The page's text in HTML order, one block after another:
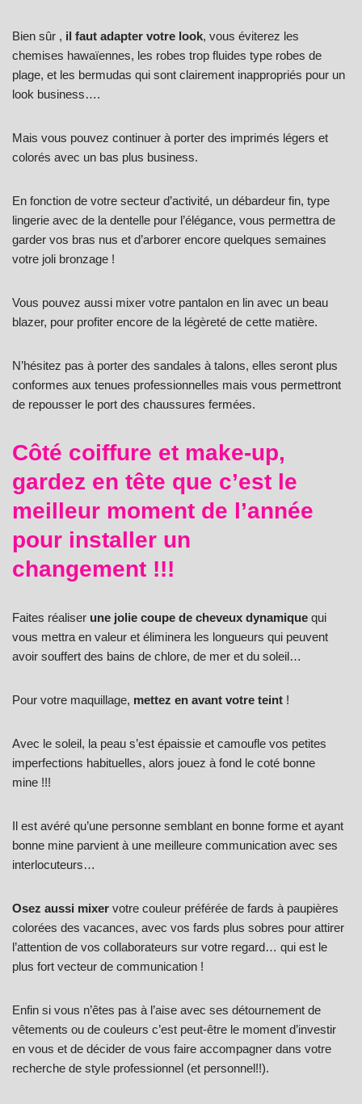
Bien sûr , il faut adapter votre look, vous éviterez les
chemises hawaïennes, les robes trop fluides type robes de
plage, et les bermudas qui sont clairement inappropriés pour un
look business….
Mais vous pouvez continuer à porter des imprimés légers et
colorés avec un bas plus business.
En fonction de votre secteur d’activité, un débardeur fin, type
lingerie avec de la dentelle pour l’élégance, vous permettra de
garder vos bras nus et d’arborer encore quelques semaines
votre joli bronzage !
Vous pouvez aussi mixer votre pantalon en lin avec un beau
blazer, pour profiter encore de la légèreté de cette matière.
N’hésitez pas à porter des sandales à talons, elles seront plus
conformes aux tenues professionnelles mais vous permettront
de repousser le port des chaussures fermées.
Côté coiffure et make-up,
gardez en tête que c’est le
meilleur moment de l’année
pour installer un
changement !!!
Faites réaliser une jolie coupe de cheveux dynamique qui
vous mettra en valeur et éliminera les longueurs qui peuvent
avoir souffert des bains de chlore, de mer et du soleil…
Pour votre maquillage, mettez en avant votre teint !
Avec le soleil, la peau s’est épaissie et camoufle vos petites
imperfections habituelles, alors jouez à fond le coté bonne
mine !!!
Il est avéré qu’une personne semblant en bonne forme et ayant
bonne mine parvient à une meilleure communication avec ses
interlocuteurs…
Osez aussi mixer votre couleur préférée de fards à paupières
colorées des vacances, avec vos fards plus sobres pour attirer
l’attention de vos collaborateurs sur votre regard… qui est le
plus fort vecteur de communication !
Enfin si vous n’êtes pas à l’aise avec ses détournement de
vêtements ou de couleurs c’est peut-être le moment d’investir
en vous et de décider de vous faire accompagner dans votre
recherche de style professionnel (et personnel!!).